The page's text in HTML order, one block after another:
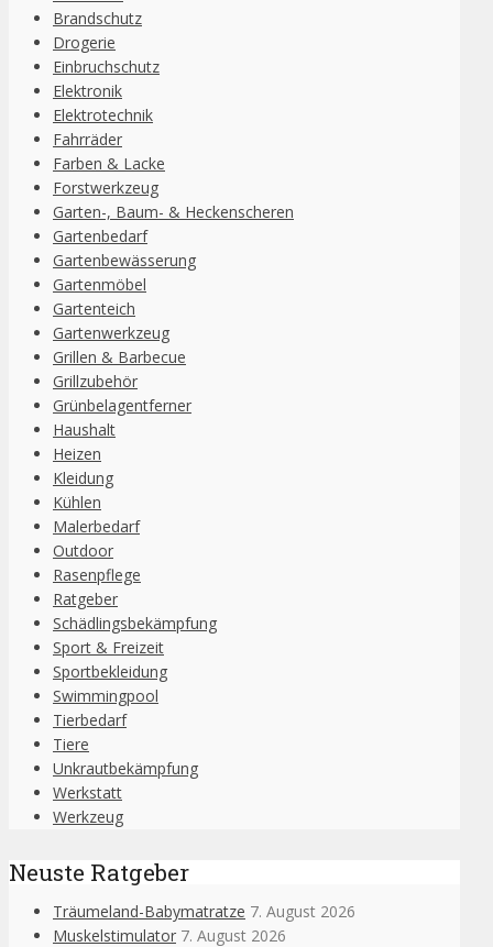
Brandschutz
Drogerie
Einbruchschutz
Elektronik
Elektrotechnik
Fahrräder
Farben & Lacke
Forstwerkzeug
Garten-, Baum- & Heckenscheren
Gartenbedarf
Gartenbewässerung
Gartenmöbel
Gartenteich
Gartenwerkzeug
Grillen & Barbecue
Grillzubehör
Grünbelagentferner
Haushalt
Heizen
Kleidung
Kühlen
Malerbedarf
Outdoor
Rasenpflege
Ratgeber
Schädlingsbekämpfung
Sport & Freizeit
Sportbekleidung
Swimmingpool
Tierbedarf
Tiere
Unkrautbekämpfung
Werkstatt
Werkzeug
Neuste Ratgeber
Träumeland-Babymatratze 7. August 2026
Muskelstimulator 7. August 2026